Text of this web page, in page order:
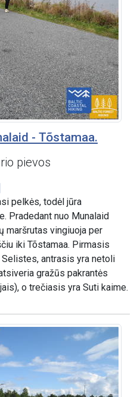
- Tõstamaa.
pievos
pelkės, todėl jūra
Pradedant nuo Munalaid
maršrutas vingiuoja per
iki Tõstamaa. Pirmasis
antrasis yra netoli
gražūs pakrantės
o trečiasis yra Suti kaime.